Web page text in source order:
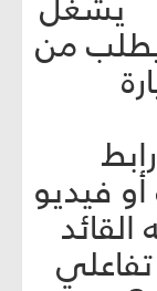
يطلب من
5 رابط
فيديو